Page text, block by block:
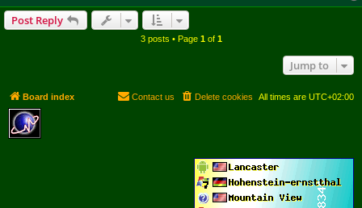
Post Reply
3 posts • Page 1of 1
Jump to
Board index All times are UTC+02:00
Delete cookies
Contact us